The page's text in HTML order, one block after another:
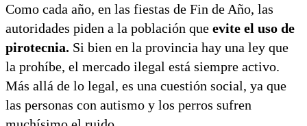
Como cada año, en las fiestas de Fin de Año, las
autoridades piden a la población que evite el uso de
pirotecnia. Si bien en la provincia hay una ley que
la prohíbe, el mercado ilegal está siempre activo.
Más allá de lo legal, es una cuestión social, ya que
las personas con autismo y los perros sufren